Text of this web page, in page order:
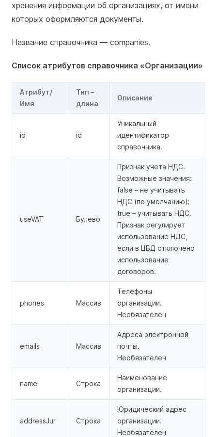
хранения информации об организациях, от имени
которых оформляются документы.
Название справочника — companies.
Список атрибутов справочника «Организации»
Атрибут/
Имя
Тип –
длина
Описание
id id
Уникальный
идентификатор
справочника.
useVAT Булево
Признак учета НДС.
Возможные значения:
false – не учитывать
НДС (по умолчанию);
true – учитывать НДС.
Признак регулирует
использование НДС,
если в ЦБД отключено
использование
договоров.
phones Массив
Телефоны
организации.
Необязателен
emails Массив
Адреса электронной
почты.
Необязателен
name Строка
Наименование
организации.
addressJur Строка
Юридический адрес
организации.
Необязателен